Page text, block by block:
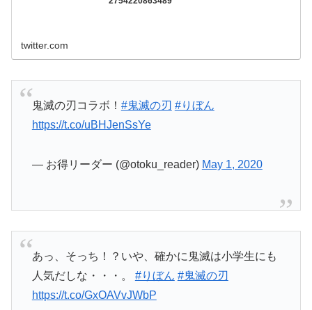
twitter.com
鬼滅の刃コラボ！ #鬼滅の刃 #りぼん
https://t.co/uBHJenSsYe
— お得リーダー (@otoku_reader) May 1, 2020
あっ、そっち！？いや、確かに鬼滅は小学生にも
人気だしな・・・。 #りぼん #鬼滅の刃
https://t.co/GxOAVvJWbP